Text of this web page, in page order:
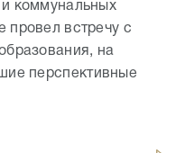
коммунальных
провел встречу с
на
перспективные